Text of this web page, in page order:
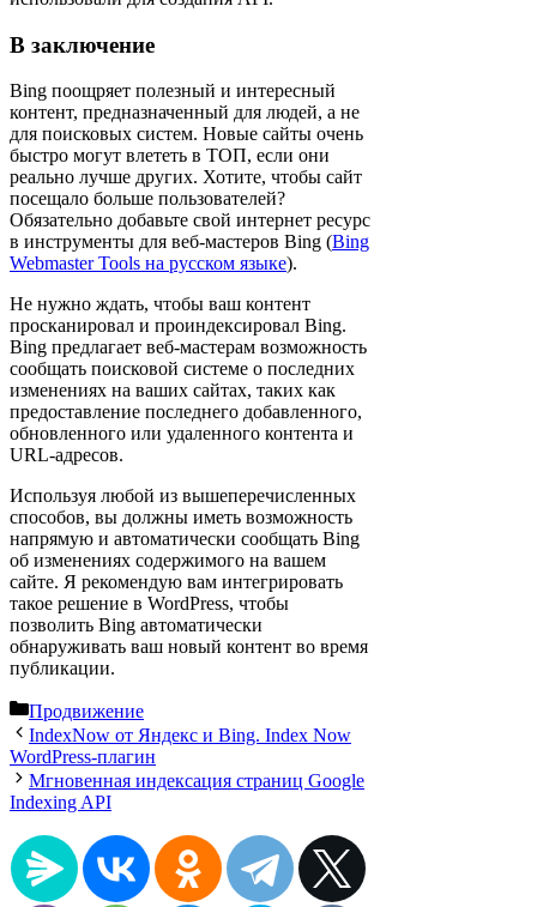
В заключение
Bing поощряет полезный и интересный
контент, предназначенный для людей, а не
для поисковых систем. Новые сайты очень
быстро могут влететь в ТОП, если они
реально лучше других. Хотите, чтобы сайт
посещало больше пользователей?
Обязательно добавьте свой интернет ресурс
в инструменты для веб-мастеров Bing (Bing
Webmaster Tools на русском языке).
Не нужно ждать, чтобы ваш контент
просканировал и проиндексировал Bing.
Bing предлагает веб-мастерам возможность
сообщать поисковой системе о последних
изменениях на ваших сайтах, таких как
предоставление последнего добавленного,
обновленного или удаленного контента и
URL-адресов.
Используя любой из вышеперечисленных
способов, вы должны иметь возможность
напрямую и автоматически сообщать Bing
об изменениях содержимого на вашем
сайте. Я рекомендую вам интегрировать
такое решение в WordPress, чтобы
позволить Bing автоматически
обнаруживать ваш новый контент во время
публикации.
Рубрики
Продвижение
IndexNow от Яндекс и Bing. Index Now
WordPress-плагин
Мгновенная индексация страниц Google
Indexing API